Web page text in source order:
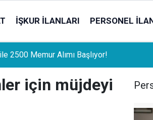
İŞKUR İLANLARI PERSONEL
Gelişme: Stopaj Oranları Artıyor!
için müjdeyi